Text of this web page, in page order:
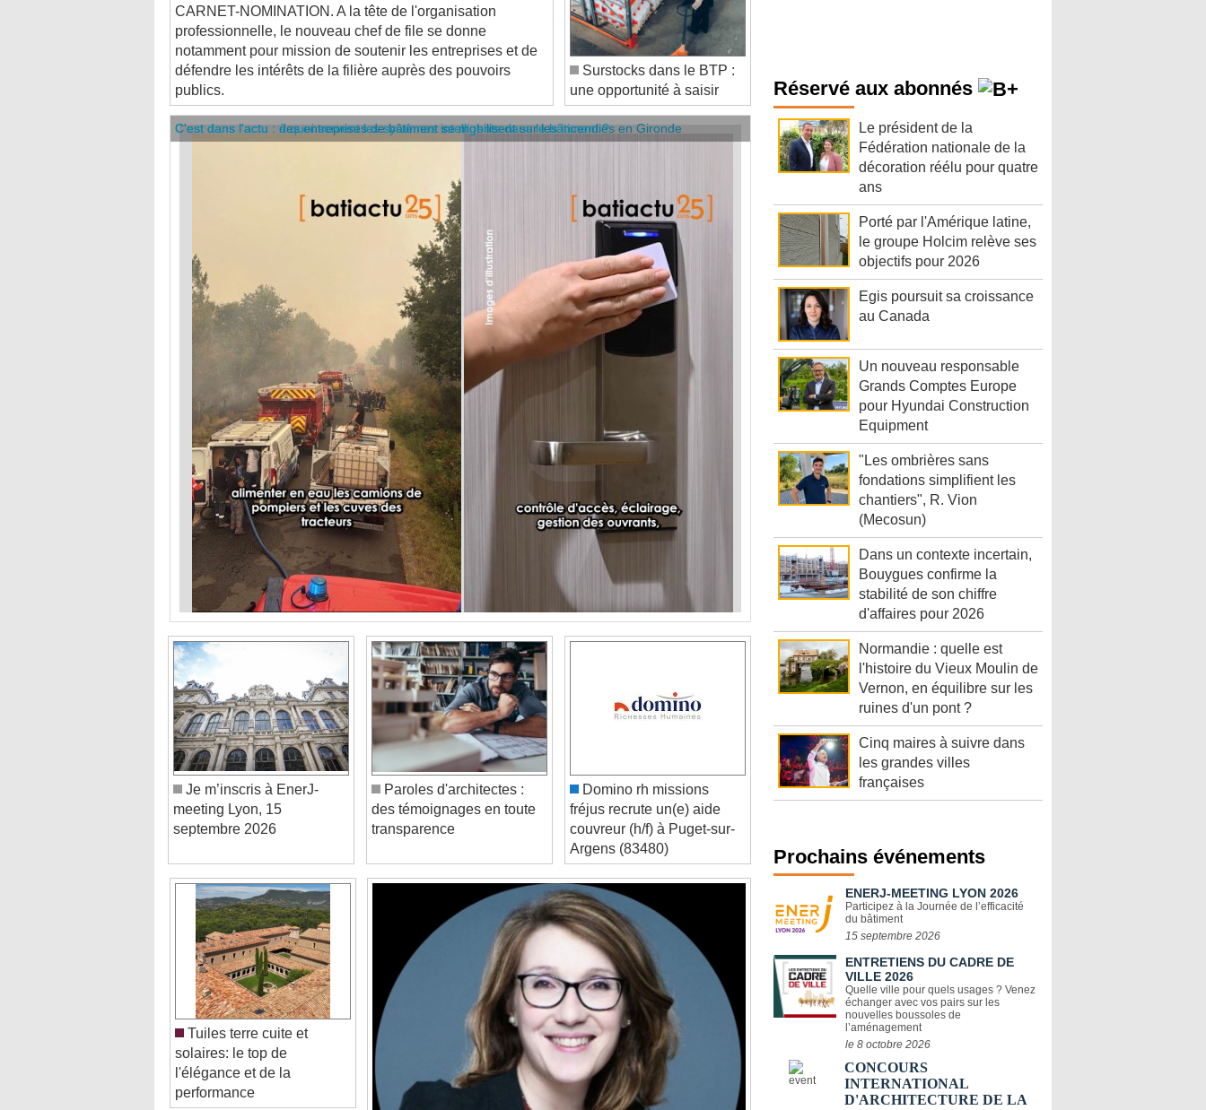
professionnelle, le nouveau chef de file se donne
notamment pour mission de soutenir les entreprises et de
défendre les intérêts de la filière auprès des pouvoirs
publics.
Surstocks dans le BTP :
une opportunité à saisir
Video Player is loading.
C'est dans l'actu : des entreprises de bâtiment se mobilisent sur les incendies en Gironde
Video Player is loading.
C'est dans l'actu : à quoi servent les systèmes intelligents dans le bâtiment ?
Je m’inscris à EnerJ-
meeting Lyon, 15
septembre 2026
Paroles d'architectes :
des témoignages en toute
transparence
fréjus recrute un(e) aide
couvreur (h/f) à Puget-sur-
Argens (83480)
Tuiles terre cuite et
solaires: le top de
l'élégance et de la
performance
Réservé aux abonnés
Le président de la
Fédération nationale de la
décoration réélu pour quatre
ans
Porté par l'Amérique latine,
le groupe Holcim relève ses
objectifs pour 2026
Egis poursuit sa croissance
au Canada
Un nouveau responsable
Grands Comptes Europe
pour Hyundai Construction
Equipment
"Les ombrières sans
fondations simplifient les
chantiers", R. Vion
(Mecosun)
Dans un contexte incertain,
Bouygues confirme la
stabilité de son chiffre
d'affaires pour 2026
Normandie : quelle est
l'histoire du Vieux Moulin de
Vernon, en équilibre sur les
ruines d'un pont ?
Cinq maires à suivre dans
les grandes villes
françaises
Prochains événements
ENERJ-MEETING LYON 2026
Participez à la Journée de l’efficacité
du bâtiment
15 septembre 2026
ENTRETIENS DU CADRE DE
VILLE 2026
Quelle ville pour quels usages ? Venez
échanger avec vos pairs sur les
nouvelles boussoles de
l’aménagement
le 8 octobre 2026
CONCOURS
INTERNATIONAL
D'ARCHITECTURE DE LA